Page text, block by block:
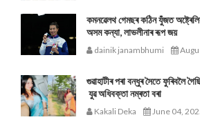
কমনৱেলথ গেমছৰ কঠিন যুঁজত
অসম কন্যা, লাভলীনাৰ ৰূপ জয়
dainik janambhumi
গুৱাহাটীৰ পৰা বন্ধুৰ সৈতে ফুৰিবলৈ
যুৱ অধিবক্তা নম্ৰতা বৰা
Kakali Deka June 04,